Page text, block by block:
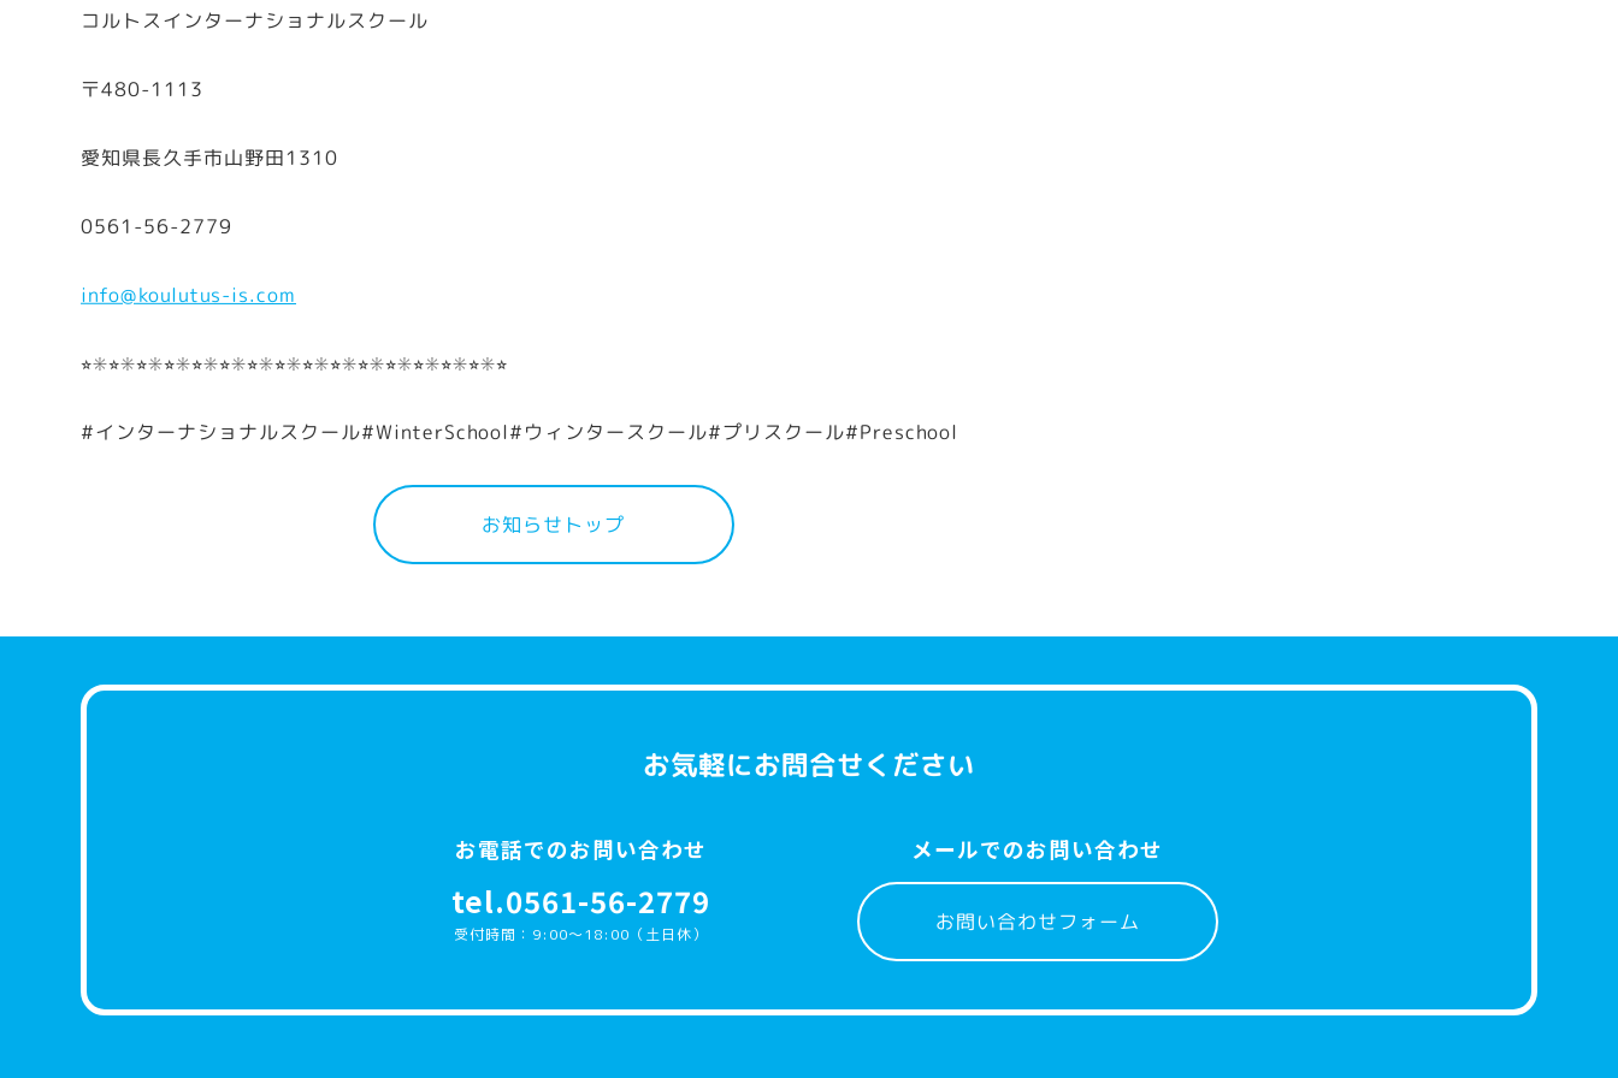
コルトスインターナショナルスクール
〒480-1113
愛知県長久手市山野田1310
0561-56-2779
info@koulutus-is.com
⭐︎✳︎⭐︎✳︎⭐︎✳︎⭐︎✳︎⭐︎✳︎⭐︎✳︎⭐︎✳︎⭐︎✳︎⭐︎✳︎⭐︎✳︎⭐︎✳︎⭐︎✳︎⭐︎✳︎⭐︎✳︎⭐︎✳︎⭐︎
#インターナショナルスクール#WinterSchool#ウィンタースクール#プリスクール#Preschool
お知らせトップ
お気軽にお問合せください
お電話でのお問い合わせ
tel.0561-56-2779
受付時間：9:00〜18:00（土日休）
メールでのお問い合わせ
お問い合わせフォーム